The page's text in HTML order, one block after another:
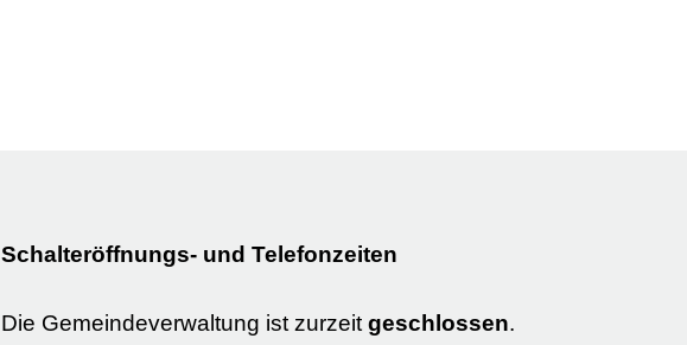
Schalteröffnungs- und Telefonzeiten
Die Gemeindeverwaltung ist zurzeit geschlossen.